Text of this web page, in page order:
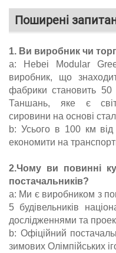
Поширені
1. Ви виробник чи
a: Hebei Modular
виробник, що
фабрики становить 50
Таншань, яке є
сировини на основі
b: Усього в 100 км
економити на
2.Чому ви повинні
постачальників?
a: Ми є виробником з
5 будівельників
дослідженнями та
b: Офіційний
зимових Олімпійських